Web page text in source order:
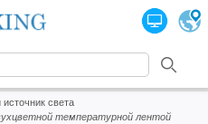
света
температурной лентой